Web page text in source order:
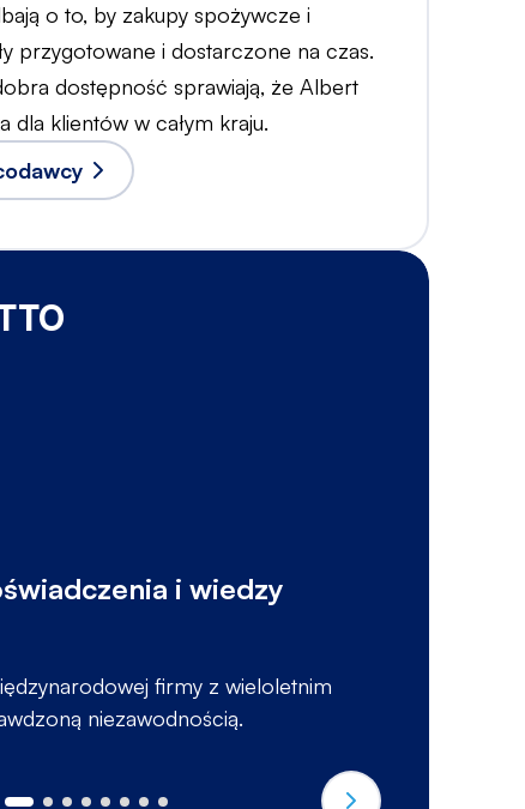
o to, by zakupy spożywcze i
przygotowane i dostarczone na czas.
dostępność sprawiają, że Albert
dla klientów w całym kraju.
i wiedzy
firmy z wieloletnim
niezawodnością.